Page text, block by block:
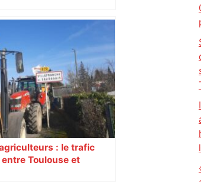
: le trafic
Toulouse et